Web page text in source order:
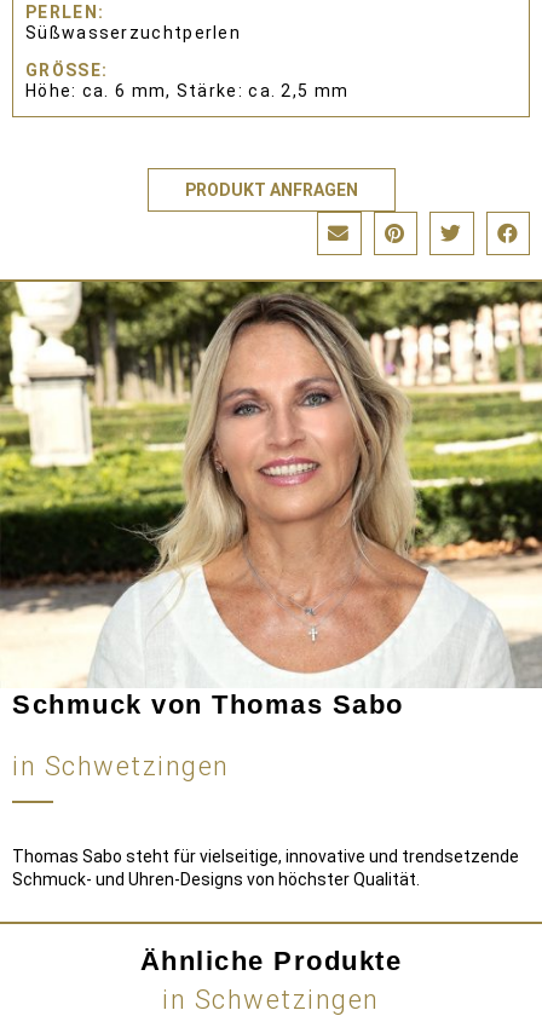
PERLEN
Süßwasserzuchtperlen
GRÖSSE
Höhe: ca. 6 mm, Stärke: ca. 2,5 mm
PRODUKT ANFRAGEN
Schmuck von Thomas Sabo
in Schwetzingen
Thomas Sabo steht für vielseitige, innovative und trendsetzende
Schmuck- und Uhren-Designs von höchster Qualität.
Ähnliche Produkte
in Schwetzingen